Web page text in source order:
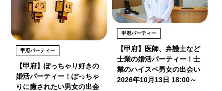
甲府パーティー
【甲府】ぽっちゃり好きの
婚活パーティー！ぽっちゃ
りに癒されたい男女の出会
甲府パーティー
【甲府】医師、弁護士など
士業の婚活パーティー！士
業のハイスペ男女の出会い
2026年10月13日 18:00～